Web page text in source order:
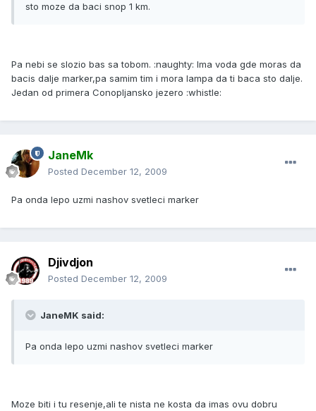
sto moze da baci snop 1 km.
Pa nebi se slozio bas sa tobom. :naughty: Ima voda gde moras da
bacis dalje marker,pa samim tim i mora lampa da ti baca sto dalje.
Jedan od primera Conopljansko jezero :whistle:
JaneMk
Posted December 12, 2009
Pa onda lepo uzmi nashov svetleci marker
Djivdjon
Posted December 12, 2009
JaneMK said:
Pa onda lepo uzmi nashov svetleci marker
Moze biti i tu resenje,ali te nista ne kosta da imas ovu dobru